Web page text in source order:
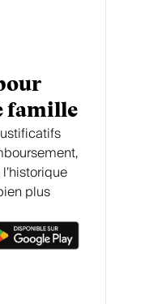
famille
plus